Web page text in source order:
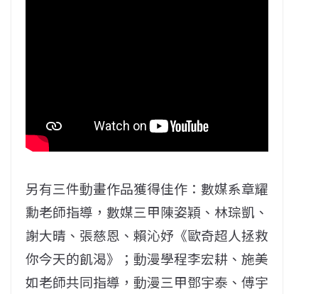
另有三件動畫作品獲得佳作：數媒系章耀
勳老師指導，數媒三甲陳姿穎、林琮凱、
謝大晴、張慈恩、賴沁妤《歐奇超人拯救
你今天的飢渴》；動漫學程李宏耕、施美
如老師共同指導，動漫三甲鄧宇泰、傅宇